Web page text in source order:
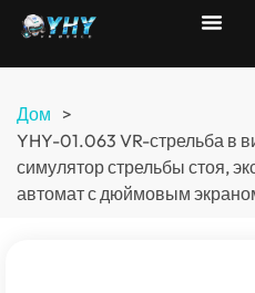
Дом >
YHY-01.063 VR-стрельба в
симулятор стрельбы стоя,
автомат с дюймовым